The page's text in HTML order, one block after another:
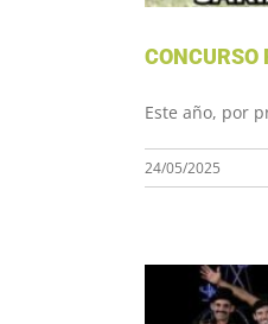
CONCURSO
Este año, por
24/05/2025